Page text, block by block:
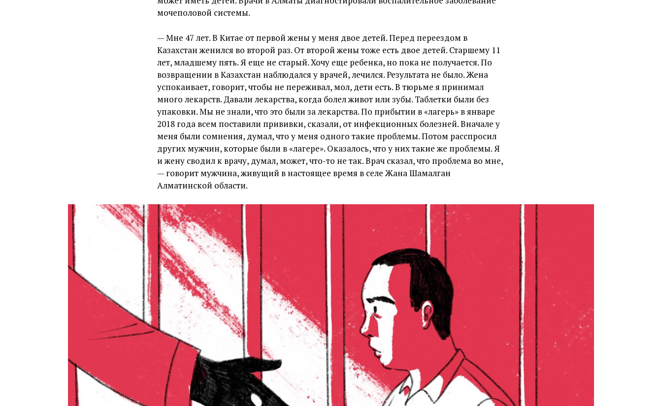
мочеполовой системы.
— Мне 47 лет. В Китае от первой жены у меня двое детей. Перед переездом в
Казахстан женился во второй раз. От второй жены тоже есть двое детей. Старшему 11
лет, младшему пять. Я еще не старый. Хочу еще ребенка, но пока не получается. По
возвращении в Казахстан наблюдался у врачей, лечился. Результата не было. Жена
успокаивает, говорит, чтобы не переживал, мол, дети есть. В тюрьме я принимал
много лекарств. Давали лекарства, когда болел живот или зубы. Таблетки были без
упаковки. Мы не знали, что это были за лекарства. По прибытии в «лагерь» в январе
2018 года всем поставили прививки, сказали, от инфекционных болезней. Вначале у
меня были сомнения, думал, что у меня одного такие проблемы. Потом расспросил
других мужчин, которые были в «лагере». Оказалось, что у них такие же проблемы. Я
и жену сводил к врачу, думал, может, что-то не так. Врач сказал, что проблема во мне,
— говорит мужчина, живущий в настоящее время в селе Жана Шамалган
Алматинской области.